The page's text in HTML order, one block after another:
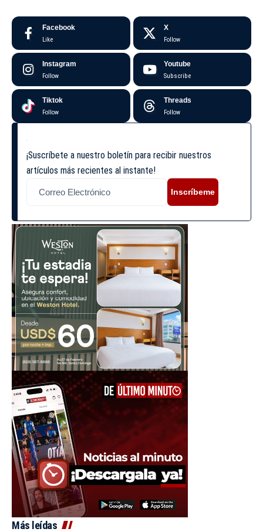
Facebook
Like
X
Follow
Instagram
Follow
Youtube
Subscribe
Tiktok
Follow
Threads
Follow
¡Suscríbete a nuestro boletín para recibir nuestros
artículos más recientes al instante!
Inscríbeme
Más leídas